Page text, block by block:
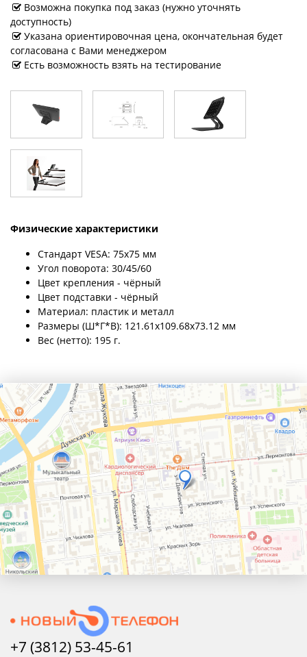
Возможна покупка под заказ (нужно уточнять
доступность)
Указана ориентировочная цена, окончательная будет
согласована с Вами менеджером
Есть возможность взять на тестирование
Физические характеристики
Стандарт VESA: 75х75 мм
Угол поворота: 30/45/60
Цвет крепления - чёрный
Цвет подставки - чёрный
Материал: пластик и металл
Размеры (Ш*Г*В): 121.61х109.68х73.12 мм
Вес (нетто): 195 г.
+7 (3812) 53-45-61